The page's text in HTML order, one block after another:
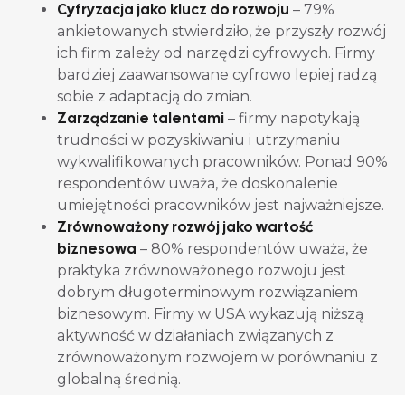
Cyfryzacja jako klucz do rozwoju – 79%
ankietowanych stwierdziło, że przyszły rozwój
ich firm zależy od narzędzi cyfrowych. Firmy
bardziej zaawansowane cyfrowo lepiej radzą
sobie z adaptacją do zmian.
Zarządzanie talentami – firmy napotykają
trudności w pozyskiwaniu i utrzymaniu
wykwalifikowanych pracowników. Ponad 90%
respondentów uważa, że doskonalenie
umiejętności pracowników jest najważniejsze.
Zrównoważony rozwój jako wartość
biznesowa – 80% respondentów uważa, że
praktyka zrównoważonego rozwoju jest
dobrym długoterminowym rozwiązaniem
biznesowym. Firmy w USA wykazują niższą
aktywność w działaniach związanych z
zrównoważonym rozwojem w porównaniu z
globalną średnią.